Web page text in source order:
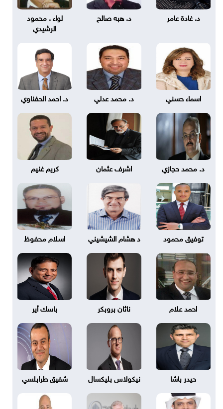
د. غادة عامر د. هبه صالح
لواء . محمود
الرشيدي
اسماء حسني د. محمد عدلي د. احمد الحفناوي
د. محمد حجازي اشرف عثمان كريم غنيم
توفيق محمود د هشام الشيشيني اسلام محفوظ
احمد علام ناثان بروبكر باسك أير
حيدر باشا نيكولاس بليكسال شفيق طرابلسي